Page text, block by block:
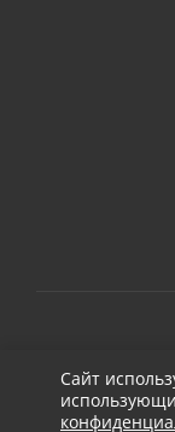
2026 ©
Сайт